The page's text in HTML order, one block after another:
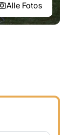
Alle Fotos